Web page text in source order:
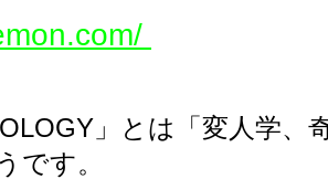
」とは「変人学、
です。